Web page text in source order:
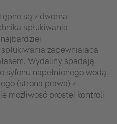
są z dwoma
spłukiwania
zapewniająca
Wydaliny spadają
syfonu napełnionego wodą.
(strona prawa) z
możliwość prostej kontroli